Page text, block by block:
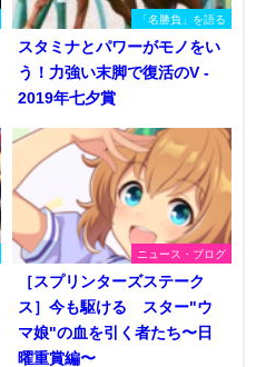
「名勝負」を語る
スタミナとパワーがモノをい
う！力強い末脚で復活のV -
2019年七夕賞
ニュース・ブログ
［スプリンターズステーク
ス］今も駆ける スター"ウ
マ娘"の血を引く者たち〜日
曜重賞編〜